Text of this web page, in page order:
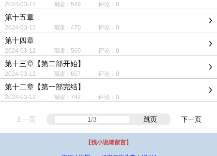
2024-03-12 阅读：549 评论：0
第十五章
2024-03-12 阅读：470 评论：0
第十四章
2024-03-12 阅读：560 评论：0
第十三章【第二部开始】
2024-03-12 阅读：657 评论：0
第十二章【第一部完结】
2024-03-12 阅读：742 评论：0
上一页 跳页 下一页
【找小说请留言】